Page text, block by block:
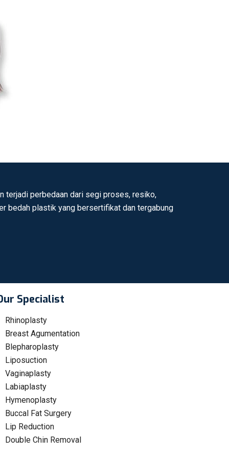
terjadi perbedaan dari segi proses, resiko,
bedah plastik yang bersertifikat dan tergabung
Specialist
Rhinoplasty
Breast Agumentation
Blepharoplasty
Liposuction
Vaginaplasty
Labiaplasty
Hymenoplasty
Buccal Fat Surgery
Lip Reduction
Double Chin Removal